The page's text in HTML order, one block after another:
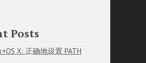
Posts
X: 正确地设置 PATH